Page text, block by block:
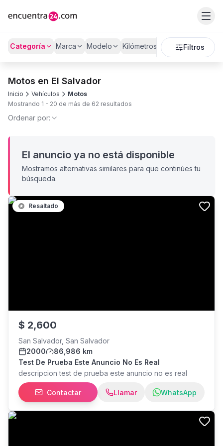
Categoría Marca Modelo Kilómetros PrecioFiltros
Motos en El Salvador
Inicio Vehículos
Motos
Mostrando 1 - 20 de más de 62 resultados
Ordenar por:
El anuncio ya no está disponible
Mostramos alternativas similares para que continúes tu
búsqueda.
Resaltado
$ 2,600
San Salvador, San Salvador
2000
86,986 km
Test De Prueba Este Anuncio No Es Real
descripcion test de prueba este anuncio no es real
Contactar Llamar WhatsApp